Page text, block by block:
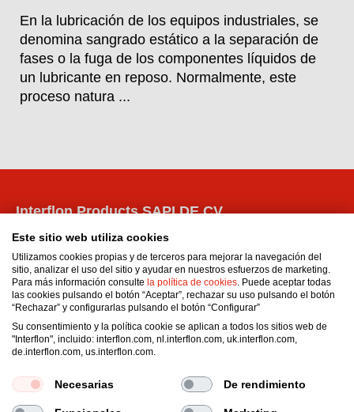
En la lubricación de los equipos industriales, se
denomina sangrado estático a la separación de
fases o la fuga de los componentes líquidos de
un lubricante en reposo. Normalmente, este
proceso natura ...
Interflon Products SAPI DE CV
Matias Romero 102
Del Valle Centro
Benito Juárez
03100 Ciudad de México,CDMX
México
Email:dsebastianelli@interflon.com
Phone:+52 55 1712 0592
Este sitio web utiliza cookies
Utilizamos cookies propias y de terceros para mejorar la navegación del
sitio, analizar el uso del sitio y ayudar en nuestros esfuerzos de marketing.
Para más información consulte la política de cookies. Puede aceptar todas
las cookies pulsando el botón “Aceptar”, rechazar su uso pulsando el botón
“Rechazar” y configurarlas pulsando el botón “Configurar”
Su consentimiento y la política cookie se aplican a todos los sitios web de
"Interflon", incluido: interflon.com, nl.interflon.com, uk.interflon.com,
de.interflon.com, us.interflon.com.
Necesarias De rendimiento